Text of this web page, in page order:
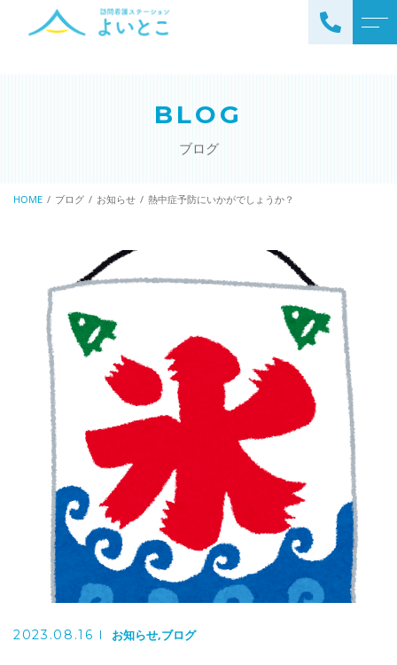
ステーションについて
訪問看護の流れ
ご利用料金
理念と基本方針
掲示事項
公開情報
アクセス
お問い合わせ
025-311-1290
お問い合わせ
メール・フォーム
BLOG
ブログ
HOME ブログ お知らせ 熱中症予防にいかがでしょうか？
2023.08.16 お知らせ ブログ